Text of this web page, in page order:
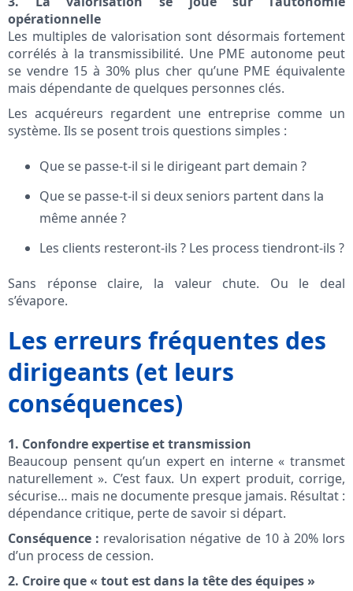
opérationnelle
Les multiples de valorisation sont désormais fortement
corrélés à la transmissibilité. Une PME autonome peut
se vendre 15 à 30% plus cher qu’une PME équivalente
mais dépendante de quelques personnes clés.
Les acquéreurs regardent une entreprise comme un
système. Ils se posent trois questions simples :
Que se passe-t-il si le dirigeant part demain ?
Que se passe-t-il si deux seniors partent dans la
même année ?
Les clients resteront-ils ? Les process tiendront-ils ?
Sans réponse claire, la valeur chute. Ou le deal
s’évapore.
Les erreurs fréquentes des
dirigeants (et leurs
conséquences)
1. Confondre expertise et transmission
Beaucoup pensent qu’un expert en interne « transmet
naturellement ». C’est faux. Un expert produit, corrige,
sécurise… mais ne documente presque jamais. Résultat :
dépendance critique, perte de savoir si départ.
Conséquence : revalorisation négative de 10 à 20% lors
d’un process de cession.
2. Croire que « tout est dans la tête des équipes »